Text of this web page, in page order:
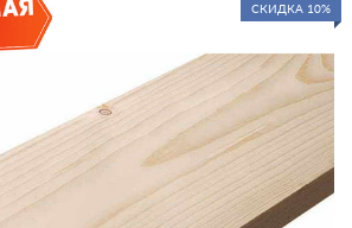
СКИДКА 10%